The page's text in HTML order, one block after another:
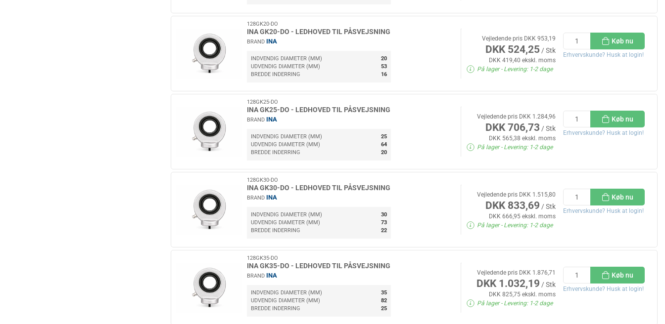
128GK20-DO
INA GK20-DO - LEDHOVED TIL PÅSVEJSNING
BRAND INA
INDVENDIG DIAMETER (MM)
20
UDVENDIG DIAMETER (MM)
53
BREDDE INDERRING
16
Vejledende pris DKK 953,19
DKK 524,25 / Stk
DKK 419,40 ekskl. moms
På lager- Levering: 1-2 dage
Køb nu
Erhvervskunde? Husk at login!
128GK25-DO
INA GK25-DO - LEDHOVED TIL PÅSVEJSNING
BRAND INA
INDVENDIG DIAMETER (MM)
25
UDVENDIG DIAMETER (MM)
64
BREDDE INDERRING
20
Vejledende pris DKK 1.284,96
DKK 706,73 / Stk
DKK 565,38 ekskl. moms
På lager- Levering: 1-2 dage
Køb nu
Erhvervskunde? Husk at login!
128GK30-DO
INA GK30-DO - LEDHOVED TIL PÅSVEJSNING
BRAND INA
INDVENDIG DIAMETER (MM)
30
UDVENDIG DIAMETER (MM)
73
BREDDE INDERRING
22
Vejledende pris DKK 1.515,80
DKK 833,69 / Stk
DKK 666,95 ekskl. moms
På lager- Levering: 1-2 dage
Køb nu
Erhvervskunde? Husk at login!
128GK35-DO
INA GK35-DO - LEDHOVED TIL PÅSVEJSNING
BRAND INA
INDVENDIG DIAMETER (MM)
35
UDVENDIG DIAMETER (MM)
82
BREDDE INDERRING
25
Vejledende pris DKK 1.876,71
DKK 1.032,19 / Stk
DKK 825,75 ekskl. moms
På lager- Levering: 1-2 dage
Køb nu
Erhvervskunde? Husk at login!